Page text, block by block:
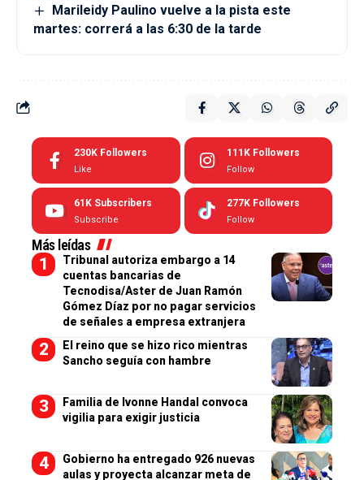
Marileidy Paulino vuelve a la pista este
martes: correrá a las 6:30 de la tarde
230K Followers
Like
111K Followers
Follow
61K Subscribers
Subscribe
277K Followers
Follow
Más leídas
Tribunal autoriza embargo a 14
cuentas bancarias de
Tecnodisa/Aster de Juan Ramón
Gómez Díaz por no pagar servicios
de señales a empresa extranjera
El reino que se hizo rico mientras
Sancho seguía con hambre
Familia de Ivonne Handal convoca
vigilia para exigir justicia
Gobierno ha entregado 926 nuevas
aulas y proyecta alcanzar meta de